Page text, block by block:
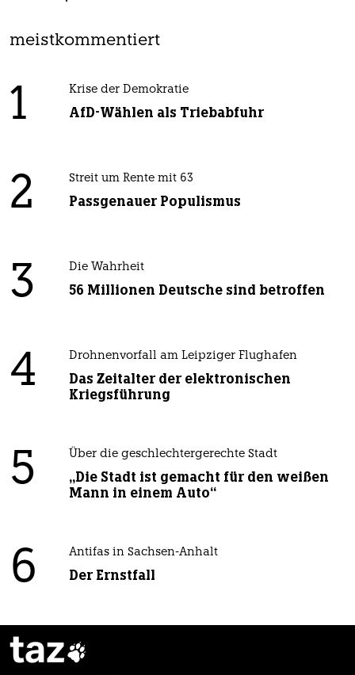
meistkommentiert
1 Krise der Demokratie
AfD-Wählen als Triebabfuhr
2 Streit um Rente mit 63
Passgenauer Populismus
3 Die Wahrheit
56 Millionen Deutsche sind betroffen
4 Drohnenvorfall am Leipziger Flughafen
Das Zeitalter der elektronischen
Kriegsführung
5 Über die geschlechtergerechte Stadt
„Die Stadt ist gemacht für den weißen
Mann in einem Auto“
6 Antifas in Sachsen-Anhalt
Der Ernstfall
taz